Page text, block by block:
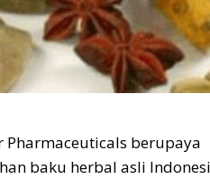
Pharmaceuticals berupaya
baku herbal asli